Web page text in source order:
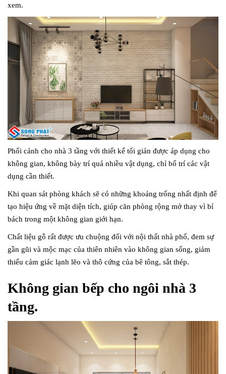
xem.
Phối cảnh cho nhà 3 tầng với thiết kế tối giản được áp dụng cho
không gian, không bày trí quá nhiều vật dụng, chỉ bố trí các vật
dụng cần thiết.
Khi quan sát phòng khách sẽ có những khoảng trống nhất định để
tạo hiệu ứng về mặt diện tích, giúp căn phòng rộng mở thay vì bí
bách trong một không gian giới hạn.
Chất liệu gỗ rất được ưu chuộng đối với nội thất nhà phố, đem sự
gần gũi và mộc mạc của thiên nhiên vào không gian sống, giảm
thiểu cảm giác lạnh lẽo và thô cứng của bê tông, sắt thép.
Không gian bếp cho ngôi nhà 3
tầng.